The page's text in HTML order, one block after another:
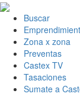
Buscar
Zona x zona
Preventas
Castex TV
Tasaciones
Sumate a